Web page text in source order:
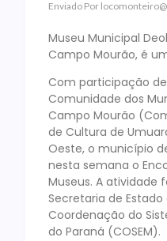
Enviado Por
Museu Municipal
Campo Mourão, é
Com participação
Comunidade dos
Campo Mourão
de Cultura de
Oeste, o município
nesta semana o
Museus. A atividade
Secretaria de
Coordenação do
do Paraná (COSEM).